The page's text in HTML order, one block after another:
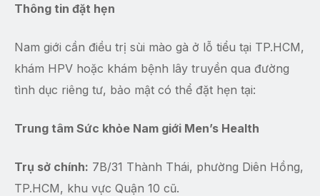
Thông tin đặt hẹn
Nam giới cần điều trị sùi mào gà ở lỗ tiểu tại TP.HCM,
khám HPV hoặc khám bệnh lây truyền qua đường
tình dục riêng tư, bảo mật có thể đặt hẹn tại:
Trung tâm Sức khỏe Nam giới Men’s Health
Trụ sở chính: 7B/31 Thành Thái, phường Diên Hồng,
TP.HCM, khu vực Quận 10 cũ.